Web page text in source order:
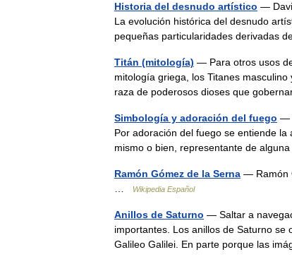
Historia del desnudo artístico —
La evolución histórica del desnudo
pequeñas particularidades derivadas
Titán (mitología) — Para otros usos
mitología griega, los Titanes masculino
raza de poderosos dioses que
Simbología y adoración del fuego —
Por adoración del fuego se entiende
mismo o bien, representante de
Ramón Gómez de la Serna — Ramón
Wikipedia Español
Anillos de Saturno — Saltar a
importantes. Los anillos de Saturno
Galileo Galilei. En parte porque las